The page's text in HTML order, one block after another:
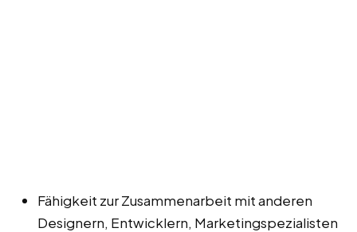
Fähigkeit zur Zusammenarbeit mit anderen
Designern, Entwicklern, Marketingspezialisten